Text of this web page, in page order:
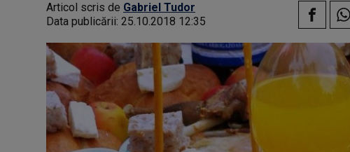
Articol scris de Gabriel Tudor
Data publicării: 25.10.2018 12:35